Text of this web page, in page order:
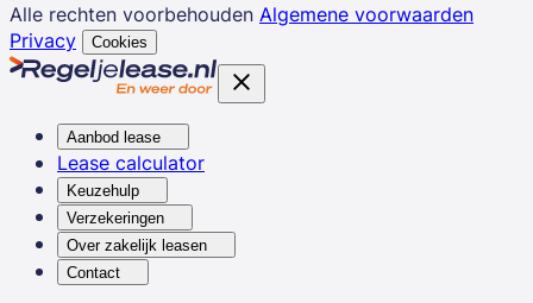
Alle rechten voorbehouden Algemene voorwaarden
Privacy
Cookies
Aanbod lease
Lease calculator
Keuzehulp
Verzekeringen
Over zakelijk leasen
Contact